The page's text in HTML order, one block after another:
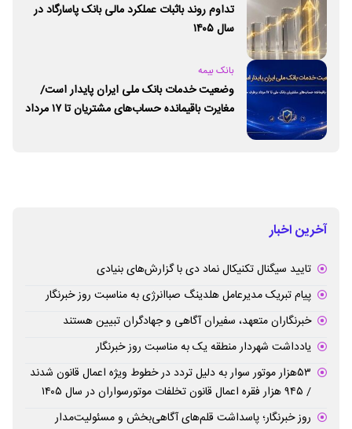
تداوم روند باثبات عملکرد مالی بانک پاسارگاد در
سال ۱۴۰۵
بانک بیمه
وضعیت خدمات بانک ملی ایران پایدار است/
مغایرت‌ باقیمانده حساب‌های مشتریان تا ۱۷ مرداد
آخرین اخبار
تایید سیگنال تکنیکال نماد دی با گزارش‌های بنیادی
پیام تبریک مدیرعامل هلدینگ صباانرژی به مناسبت روز خبرنگار
خبرنگاران متعهد، سفیران آگاهی و جهادگران تبیین هستند
یادداشت شهردار منطقه یک به مناسبت روز خبرنگار
۵۳هزار موتور سوار به دلیل تردد در خطوط ویژه اعمال قانون شدند
/ ۹۴۵ هزار فقره اعمال قانون تخلفات موتورسواران در سال ۱۴۰۵
روز خبرنگار؛ پاسداشت قلم‌های آگاهی‌بخش و مسئولیت‌مدار